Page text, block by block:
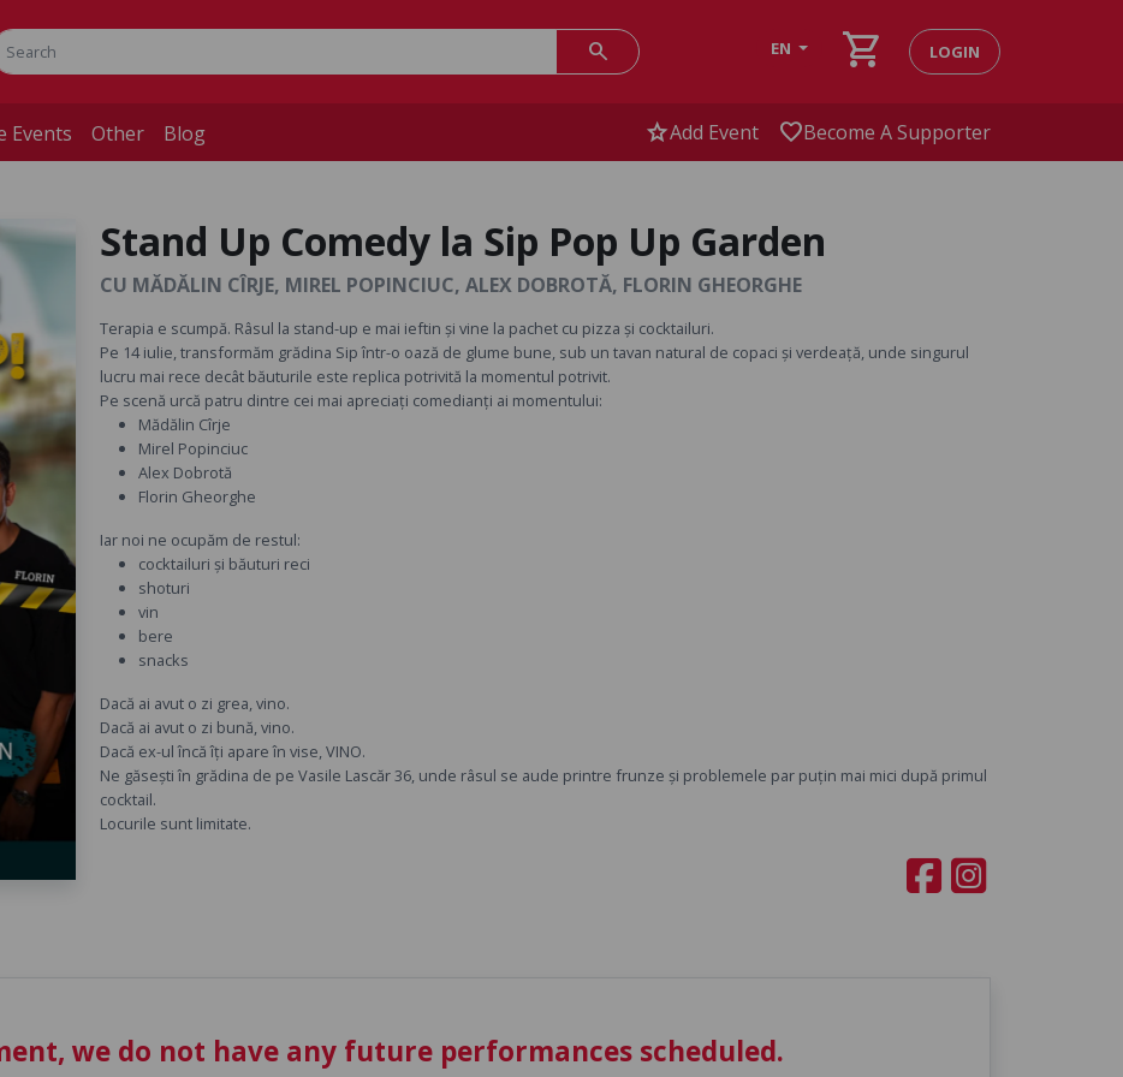
search EN shopping_cart LOGIN
Events Other Blog starAdd Event favoriteBecome A Supporter
Stand Up Comedy la Sip Pop Up Garden
CU MĂDĂLIN CÎRJE, MIREL POPINCIUC, ALEX DOBROTĂ, FLORIN GHEORGHE
Terapia e scumpă. Râsul la stand-up e mai ieftin și vine la pachet cu pizza și cocktailuri.
Pe 14 iulie, transformăm grădina Sip într-o oază de glume bune, sub un tavan natural de copaci și verdeață, unde singurul
lucru mai rece decât băuturile este replica potrivită la momentul potrivit.
Pe scenă urcă patru dintre cei mai apreciați comedianți ai momentului:
Mădălin Cîrje
Mirel Popinciuc
Alex Dobrotă
Florin Gheorghe
Iar noi ne ocupăm de restul:
cocktailuri și băuturi reci
shoturi
vin
bere
snacks
Dacă ai avut o zi grea, vino.
Dacă ai avut o zi bună, vino.
Dacă ex-ul încă îți apare în vise, VINO.
Ne găsești în grădina de pe Vasile Lascăr 36, unde râsul se aude printre frunze și problemele par puțin mai mici după primul
cocktail.
Locurile sunt limitate.
we do not have any future performances scheduled.